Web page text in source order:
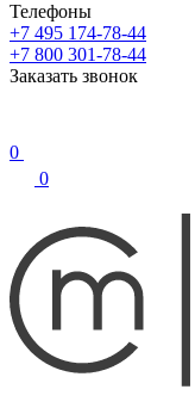
Телефоны
+7 495 174-78-44
+7 800 301-78-44
Заказать звонок
0
0